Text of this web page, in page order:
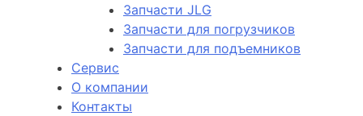
Запчасти JLG
Запчасти для погрузчиков
Запчасти для подъемников
Cервис
О компании
Контакты